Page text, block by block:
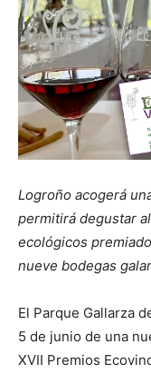
Logroño acogerá
permitirá degustar
ecológicos
nueve bodegas
El Parque Gallarza
5 de junio de una
XVII Premios